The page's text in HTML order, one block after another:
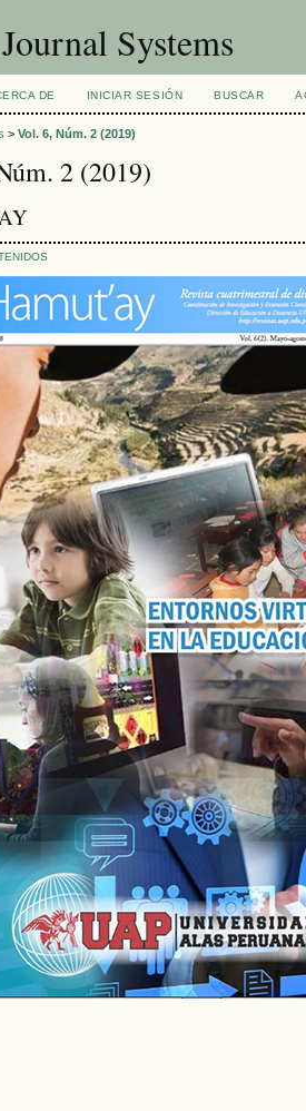
Systems
DE INICIAR SESIÓN BUSCAR
> Vol. 6, Núm. 2 (2019)
2 (2019)